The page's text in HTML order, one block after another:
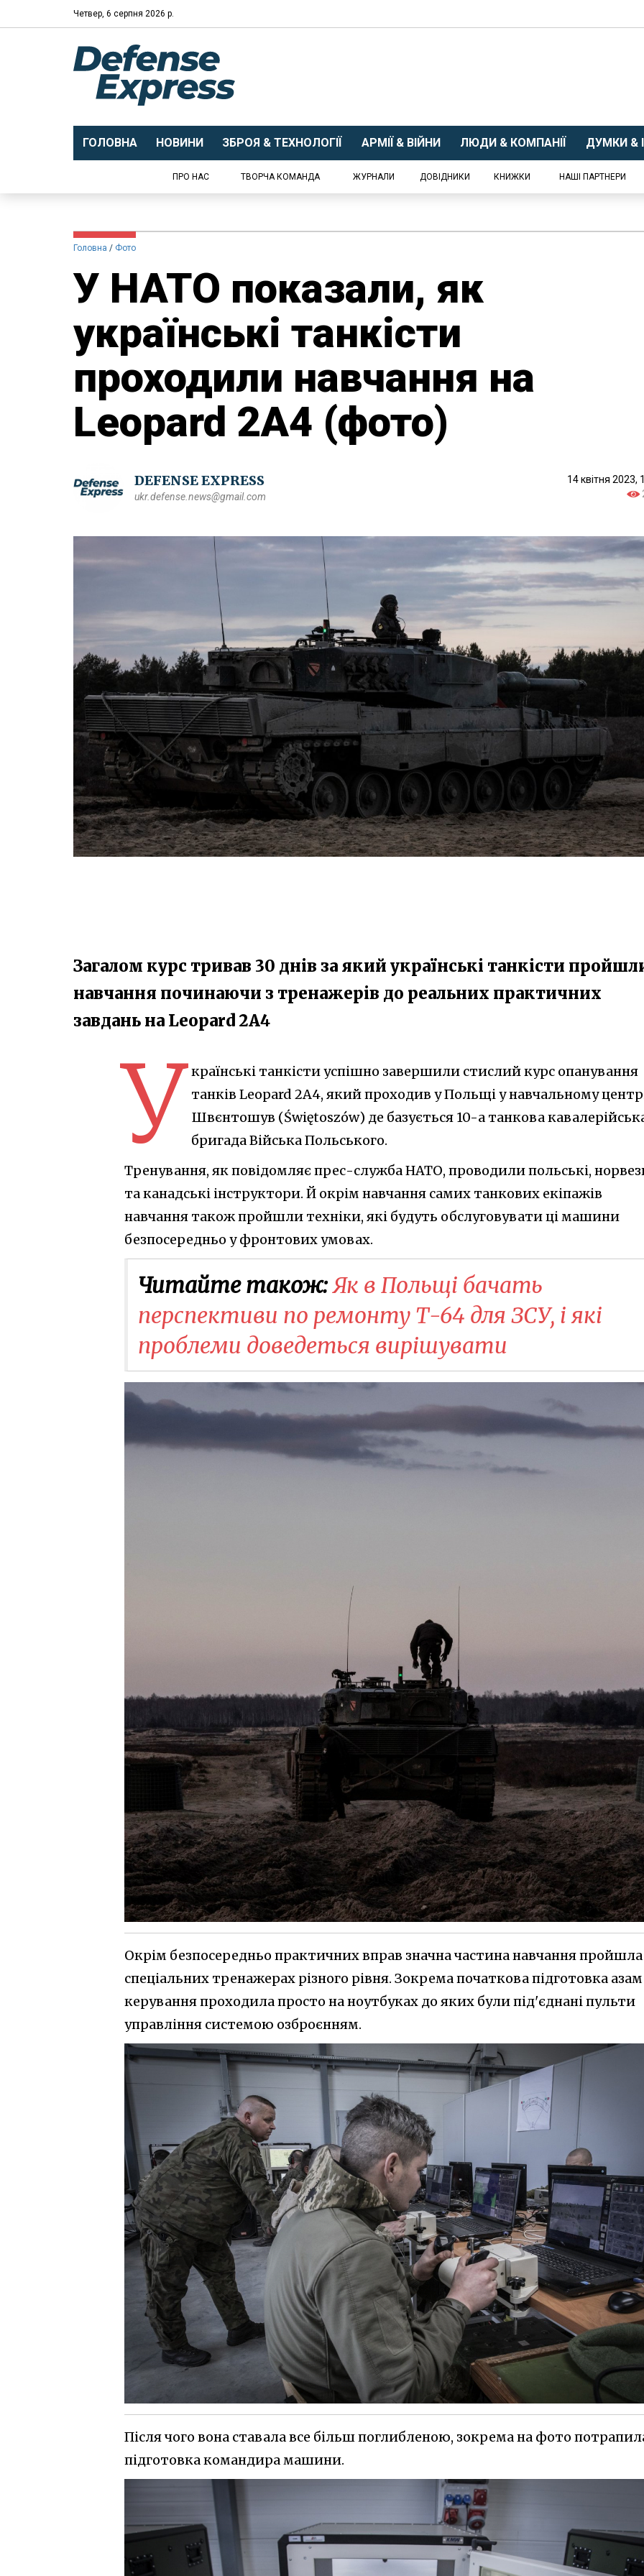
Четвер, 6 серпня 2026 р.
ГОЛОВНА НОВИНИ ЗБРОЯ & ТЕХНОЛОГІЇ АРМІЇ & ВІЙНИ ЛЮДИ & КОМПАНІЇ ДУМКИ &
ПРО НАС ТВОРЧА КОМАНДА ЖУРНАЛИ ДОВІДНИКИ КНИЖКИ НАШІ ПАРТНЕРИ
Головна Фото
У НАТО показали, як
українські танкісти
проходили навчання на
Leopard 2A4 (фото)
DEFENSE EXPRESS
ukr.defense.news@gmail.com
14 квітня 2023,
Загалом курс тривав 30 днів за який українські танкісти
навчання починаючи з тренажерів до реальних практичних
завдань на Leopard 2A4
У країнські танкісти успішно завершили стислий курс опанування
танків Leopard 2A4, який проходив у Польщі у навчальному
Швєнтошув (Świętoszów) де базується 10-а танкова
бригада Війська Польського.
Тренування, як повідомляє прес-служба НАТО, проводили польські,
та канадські інструктори. Й окрім навчання самих танкових екіпажів
навчання також пройшли техніки, які будуть обслуговувати ці машини
безпосередньо у фронтових умовах.
Читайте також:Як в Польщі бачать
перспективи по ремонту Т-64 для ЗСУ, і які
проблеми доведеться вирішувати
Окрім безпосередньо практичних вправ значна частина навчання
спеціальних тренажерах різного рівня. Зокрема початкова підготовка азам
керування проходила просто на ноутбуках до яких були під'єднані пульти
управління системою озброєнням.
Після чого вона ставала все більш поглибленою, зокрема на фото
підготовка командира машини.